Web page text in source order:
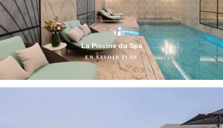
La Piscine du Spa
EN SAVOIR PLUS
La piscine du Spa accueille les enfants à partir de 5 ans,